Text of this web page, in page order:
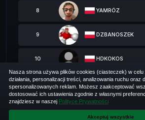
8 YAMRÓZ
9 DZBANOSZEK
10 HDKOKOS
Pokaż pozycji
Pozycje od 1 do 10 z 170
1 2
Nasza strona używa plików cookies (ciasteczek) w celu
działania, personalizacji treści, analizowania ruchu oraz
spersonalizowanych reklam. Możesz zaakceptować
dostosować ich ustawienia zgodnie z własnymi
znajdziesz w naszej Polityce Prywatności
Akceptuj wszystkie